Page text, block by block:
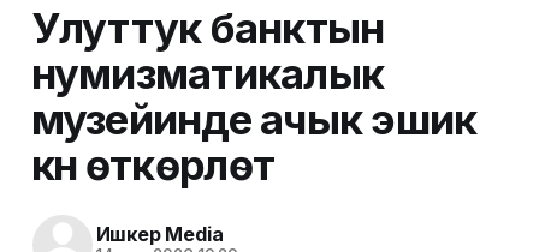
Улуттук банктын
нумизматикалык
музейинде ачык эшик
күнү өткөрүлөт
Ишкер Media